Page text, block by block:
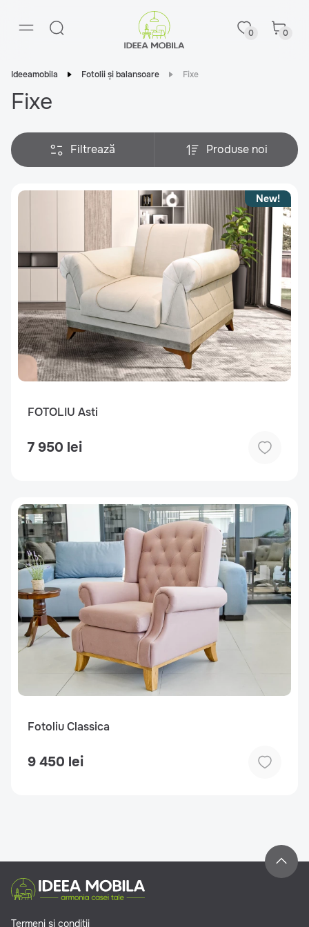
0 0
Ideeamobila Fotolii și balansoare Fixe
Fixe
Filtrează Produse noi
New!
FOTOLIU Asti
7 950 lei
Fotoliu Classica
9 450 lei
Termeni și condiții